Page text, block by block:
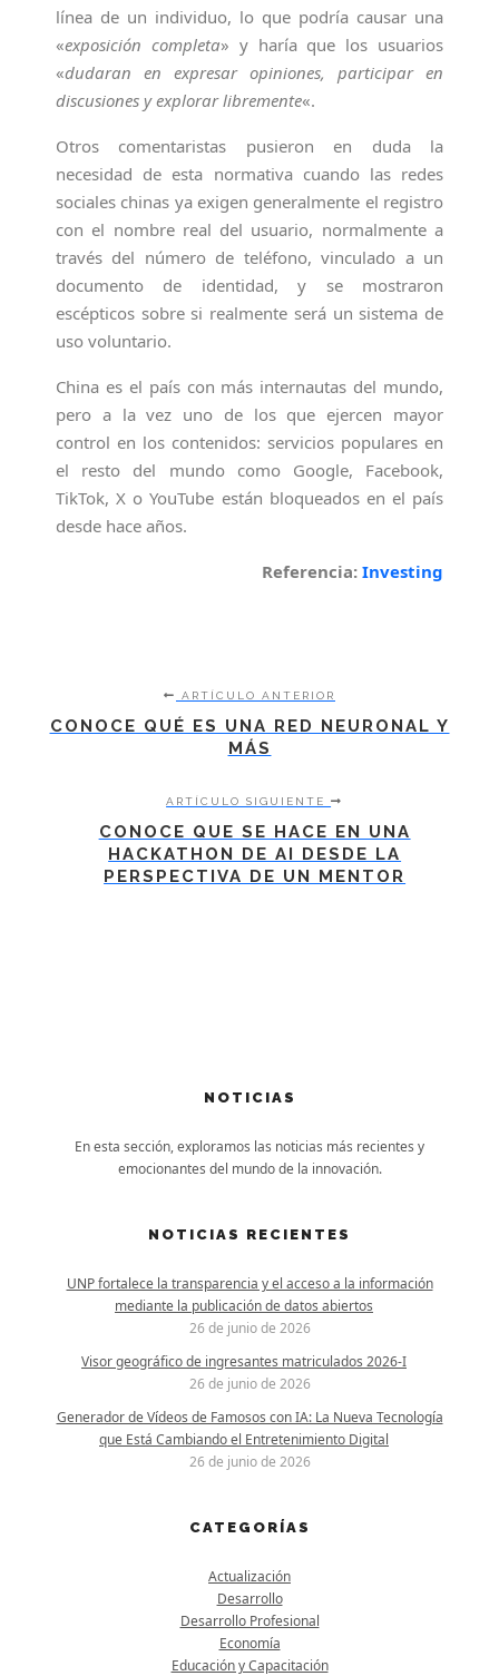
línea de un individuo, lo que podría causar una
«exposición completa» y haría que los usuarios
«dudaran en expresar opiniones, participar en
discusiones y explorar libremente«.
Otros comentaristas pusieron en duda la
necesidad de esta normativa cuando las redes
sociales chinas ya exigen generalmente el registro
con el nombre real del usuario, normalmente a
través del número de teléfono, vinculado a un
documento de identidad, y se mostraron
escépticos sobre si realmente será un sistema de
uso voluntario.
China es el país con más internautas del mundo,
pero a la vez uno de los que ejercen mayor
control en los contenidos: servicios populares en
el resto del mundo como Google, Facebook,
TikTok, X o YouTube están bloqueados en el país
desde hace años.
Referencia: Investing
ARTÍCULO ANTERIOR
CONOCE QUÉ ES UNA RED NEURONAL Y
MÁS
ARTÍCULO SIGUIENTE
CONOCE QUE SE HACE EN UNA
HACKATHON DE AI DESDE LA
PERSPECTIVA DE UN MENTOR
NOTICIAS
En esta sección, exploramos las noticias más recientes y
emocionantes del mundo de la innovación.
NOTICIAS RECIENTES
UNP fortalece la transparencia y el acceso a la información
mediante la publicación de datos abiertos
26 de junio de 2026
Visor geográfico de ingresantes matriculados 2026-I
26 de junio de 2026
Generador de Vídeos de Famosos con IA: La Nueva Tecnología
que Está Cambiando el Entretenimiento Digital
26 de junio de 2026
CATEGORÍAS
Actualización
Desarrollo
Desarrollo Profesional
Economía
Educación y Capacitación